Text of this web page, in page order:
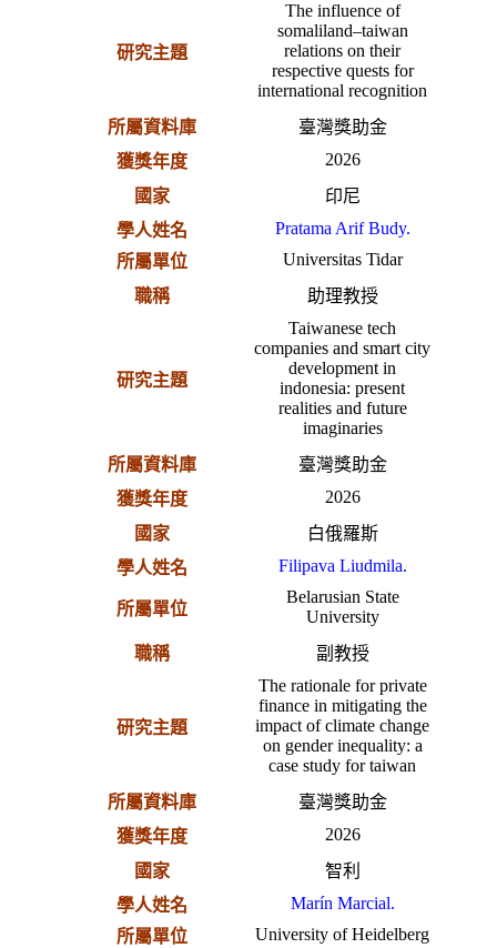
研究主題
The influence of
somaliland–taiwan
relations on their
respective quests for
international recognition
所屬資料庫
臺灣獎助金
獲獎年度
2026
國家
印尼
學人姓名
Pratama Arif Budy.
所屬單位
Universitas Tidar
職稱
助理教授
研究主題
Taiwanese tech
companies and smart city
development in
indonesia: present
realities and future
imaginaries
所屬資料庫
臺灣獎助金
獲獎年度
2026
國家
白俄羅斯
學人姓名
Filipava Liudmila.
所屬單位
Belarusian State
University
職稱
副教授
研究主題
The rationale for private
finance in mitigating the
impact of climate change
on gender inequality: a
case study for taiwan
所屬資料庫
臺灣獎助金
獲獎年度
2026
國家
智利
學人姓名
Marín Marcial.
所屬單位
University of Heidelberg